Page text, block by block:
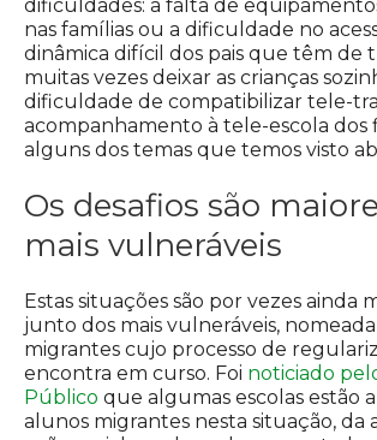
dificuldades: a falta de
nas famílias ou a dificuldade no
dinâmica difícil dos pais que têm de
muitas vezes deixar as crianças
dificuldade de compatibilizar tele-
acompanhamento à tele-escola dos
alguns dos temas que temos visto
Os desafios são
mais vulneráveis
Estas situações são por vezes ainda
junto dos mais vulneráveis,
migrantes cujo processo de
encontra em curso. Foi noticiado
Público que algumas escolas estão
alunos migrantes nesta situação, da